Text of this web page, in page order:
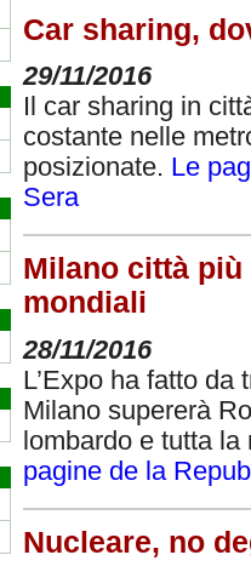
Car sharing,
29/11/2016
Il car sharing in
costante nelle
posizionate. Le
Sera
Milano città più
mondiali
28/11/2016
L’Expo ha fatto
Milano supererà
lombardo e tutta
pagine de la
Nucleare, no